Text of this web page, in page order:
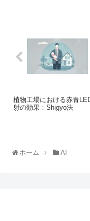
植物工場における赤青
射の効果：Shigyo法
ホーム AI